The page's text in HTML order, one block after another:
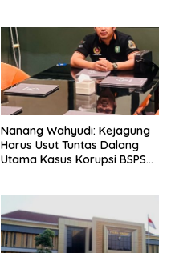
Nanang Wahyudi: Kejagung
Harus Usut Tuntas Dalang
Utama Kasus Korupsi BSPS